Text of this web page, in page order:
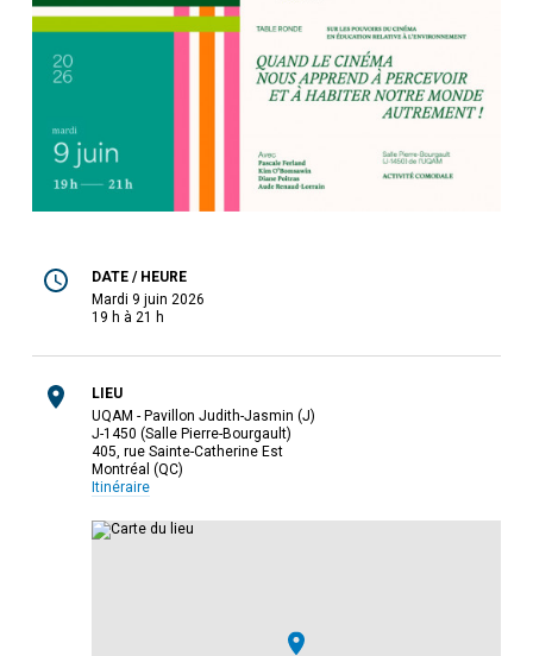
DATE / HEURE
mardi 9 juin 2026
19 h à 21 h
LIEU
UQAM - Pavillon Judith-Jasmin (J)
J-1450 (Salle Pierre-Bourgault)
405, rue Sainte-Catherine Est
Montréal (QC)
Itinéraire